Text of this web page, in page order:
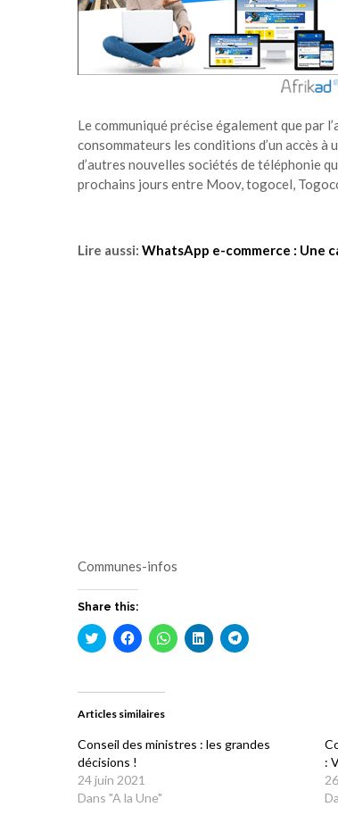
Le communiqué précise également que par
consommateurs les conditions d’un accès
d’autres nouvelles sociétés de téléphonie
prochains jours entre Moov, togocel,
Lire aussi: WhatsApp e-commerce : Une
Communes-infos
Share this:
Cliquez
pour
dans
nouvelle
Cliquez
pour
dans
nouvelle
Cliquez
pour
Cliquez
pour
Cliquez
pour
Articles similaires
Conseil des ministres : les grandes
décisions !
24 juin 2021
Dans "A la Une"
: